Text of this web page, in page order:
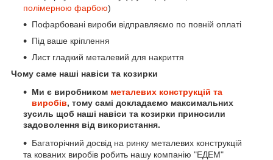
полімерною фарбою)
Пофарбовані вироби відправляємо по повній оплаті
Під ваше кріплення
Лист гладкий металевий для накриття
Чому саме наші навіси та козирки
Ми є виробником металевих конструкцій та
виробів, тому самі докладаємо максимальних
зусиль щоб наші навіси та козирки приносили
задоволення від використання.
Багаторічний досвід на ринку металевих конструкцій
та кованих виробів робить нашу компанію "ЕДЕМ"